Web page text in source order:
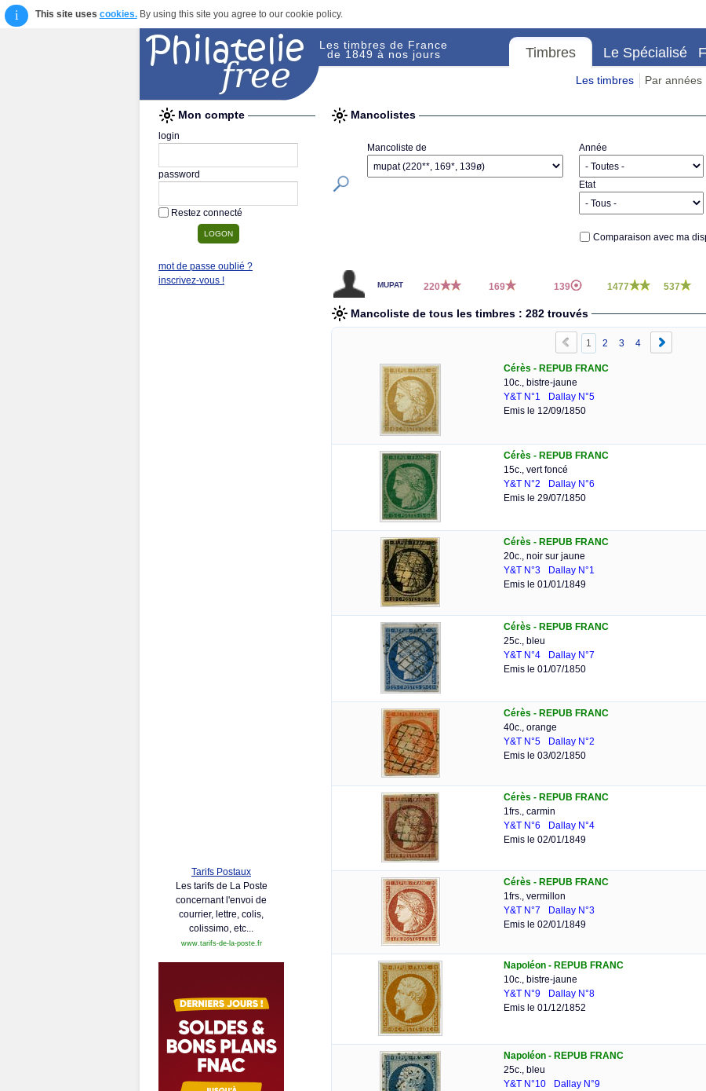
i This site uses cookies.By using this site you agree to our cookie policy.
Les timbres de France
de 1849 à nos jours Timbres Le Spécialisé
Les timbres Par années
Mon compte
login
password
Restez connecté
mot de passe oublié ?
inscrivez-vous !
Tarifs Postaux
Les tarifs de La Poste
concernant l'envoi de
courrier, lettre, colis,
colissimo, etc...
www.tarifs-de-la-poste.fr
Mancolistes
Mancoliste de Année
Etat
Comparaison avec ma
mupat 220 169 139 1477 537
Mancoliste de tous les timbres : 282 trouvés
1 2 3 4
Cérès - REPUB FRANC
10c., bistre-jaune
Y&T N°1
Dallay N°5
Emis le 12/09/1850
Cérès - REPUB FRANC
15c., vert foncé
Y&T N°2
Dallay N°6
Emis le 29/07/1850
Cérès - REPUB FRANC
20c., noir sur jaune
Y&T N°3
Dallay N°1
Emis le 01/01/1849
Cérès - REPUB FRANC
25c., bleu
Y&T N°4
Dallay N°7
Emis le 01/07/1850
Cérès - REPUB FRANC
40c., orange
Y&T N°5
Dallay N°2
Emis le 03/02/1850
Cérès - REPUB FRANC
1frs., carmin
Y&T N°6
Dallay N°4
Emis le 02/01/1849
Cérès - REPUB FRANC
1frs., vermillon
Y&T N°7
Dallay N°3
Emis le 02/01/1849
Napoléon - REPUB FRANC
10c., bistre-jaune
Y&T N°9
Dallay N°8
Emis le 01/12/1852
Napoléon - REPUB FRANC
25c., bleu
Y&T N°10
Dallay N°9